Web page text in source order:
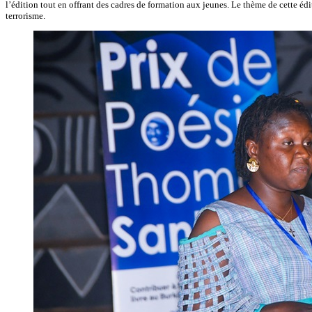
l’édition tout en offrant des cadres de formation aux jeunes. Le thème de cette
terrorisme.